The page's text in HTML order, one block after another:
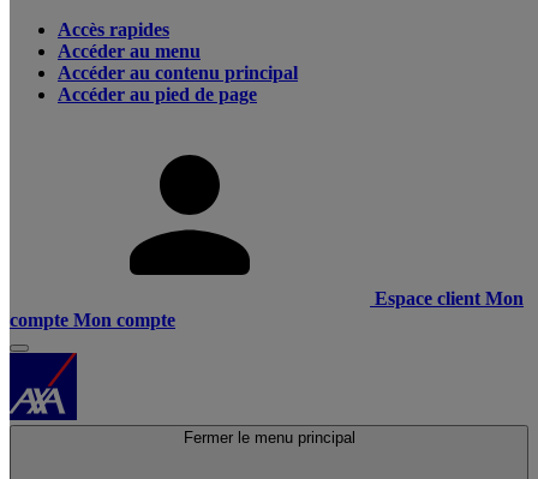
Accès rapides
Accéder au menu
Accéder au contenu principal
Accéder au pied de page
Espace client Mon
compte Mon compte
Fermer le menu principal